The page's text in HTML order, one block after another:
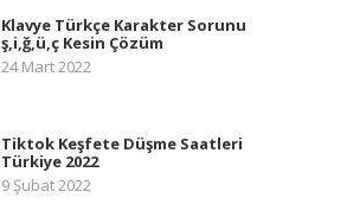
Klavye Türkçe Karakter Sorunu
ş,i,ğ,ü,ç Kesin Çözüm
24 Mart 2022
Tiktok Keşfete Düşme Saatleri
Türkiye 2022
9 Şubat 2022